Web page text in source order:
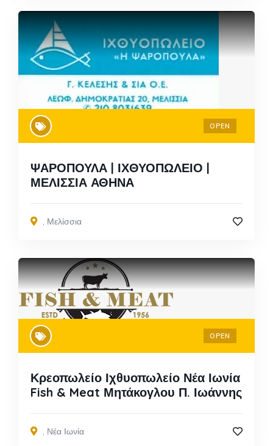
OPEN
ΨΑΡΟΠΟΥΛΑ | ΙΧΘΥΟΠΩΛΕΙΟ |
ΜΕΛΙΣΣΙΑ ΑΘΗΝΑ
, Μελίσσια
OPEN
Κρεοπωλείο Ιχθυοπωλείο Νέα Ιωνία
Fish & Meat Μητάκογλου Π. Ιωάννης
, Νέα Ιωνία